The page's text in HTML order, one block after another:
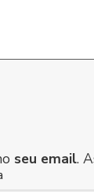
seu email.